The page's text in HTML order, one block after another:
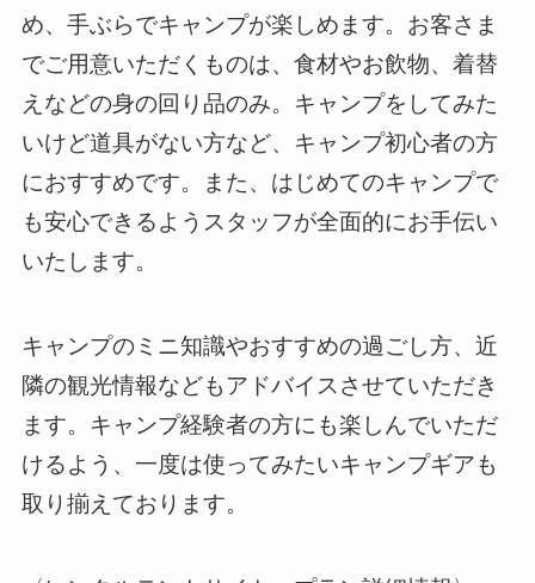
め、手ぶらでキャンプが楽しめます。お客さま
でご用意いただくものは、食材やお飲物、着替
えなどの身の回り品のみ。キャンプをしてみた
いけど道具がない方など、キャンプ初心者の方
におすすめです。また、はじめてのキャンプで
も安心できるようスタッフが全面的にお手伝い
いたします。
キャンプのミニ知識やおすすめの過ごし方、近
隣の観光情報などもアドバイスさせていただき
ます。キャンプ経験者の方にも楽しんでいただ
けるよう、一度は使ってみたいキャンプギアも
取り揃えております。